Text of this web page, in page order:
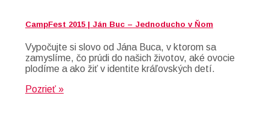
CampFest 2015 | Ján Buc – Jednoducho v Ňom
Vypočujte si slovo od Jána Buca, v ktorom sa
zamyslíme, čo prúdi do našich životov, aké ovocie
plodíme a ako žiť v identite kráľovských detí.
Pozrieť »